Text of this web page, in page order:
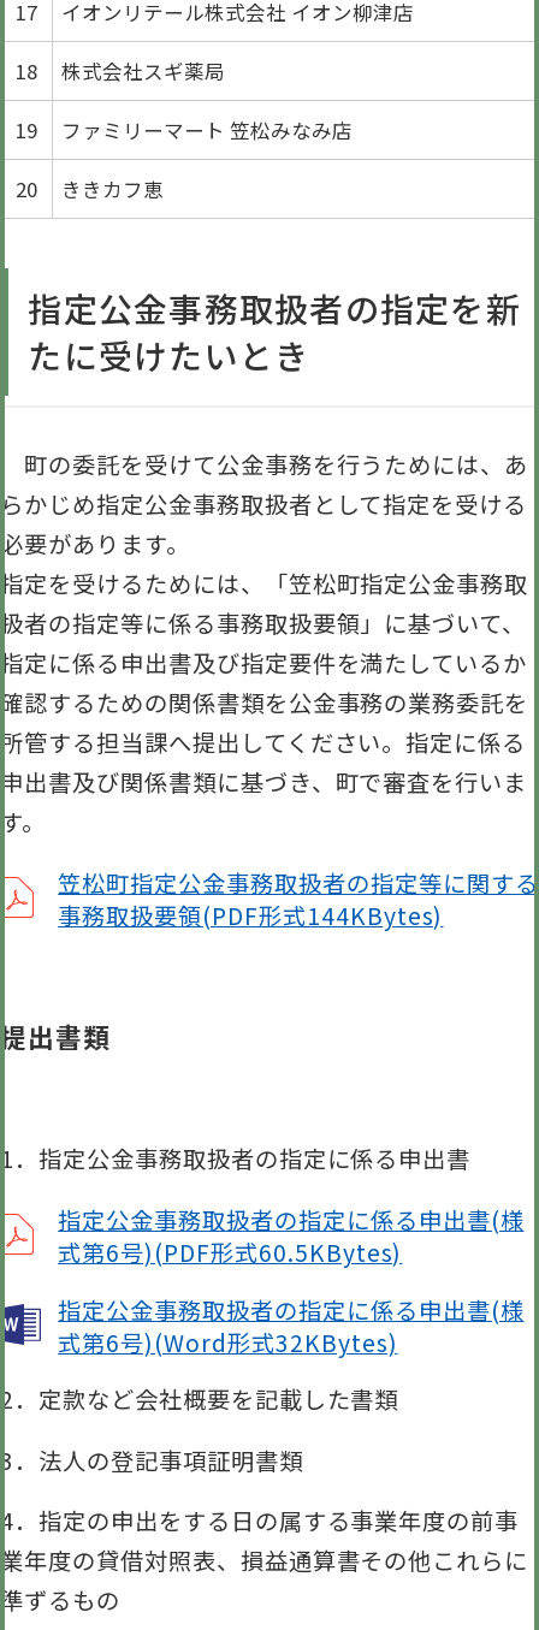
17 イオンリテール株式会社 イオン柳津店
18 株式会社スギ薬局
19 ファミリーマート 笠松みなみ店
20 ききカフ恵
指定公金事務取扱者の指定を新
たに受けたいとき
町の委託を受けて公金事務を行うためには、あ
らかじめ指定公金事務取扱者として指定を受ける
必要があります。
指定を受けるためには、「笠松町指定公金事務取
扱者の指定等に係る事務取扱要領」に基づいて、
指定に係る申出書及び指定要件を満たしているか
確認するための関係書類を公金事務の業務委託を
所管する担当課へ提出してください。指定に係る
申出書及び関係書類に基づき、町で審査を行いま
す。
笠松町指定公金事務取扱者の指定等に関する
事務取扱要領(PDF形式144KBytes)
提出書類
1．指定公金事務取扱者の指定に係る申出書
指定公金事務取扱者の指定に係る申出書(様
式第6号)(PDF形式60.5KBytes)
指定公金事務取扱者の指定に係る申出書(様
式第6号)(Word形式32KBytes)
2．定款など会社概要を記載した書類
3．法人の登記事項証明書類
4．指定の申出をする日の属する事業年度の前事
業年度の貸借対照表、損益通算書その他これらに
準ずるもの